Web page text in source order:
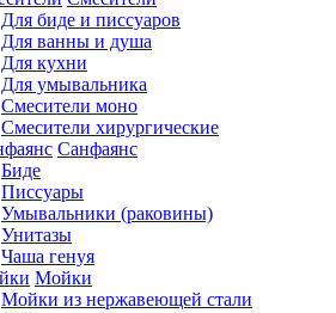
Для биде и писсуаров
Для ванны и душа
Для кухни
Для умывальника
Смесители моно
Смесители хирургические
Санфаянс
Биде
Писсуары
Умывальники (раковины)
Унитазы
Чаша генуя
Мойки
Мойки из нержавеющей стали